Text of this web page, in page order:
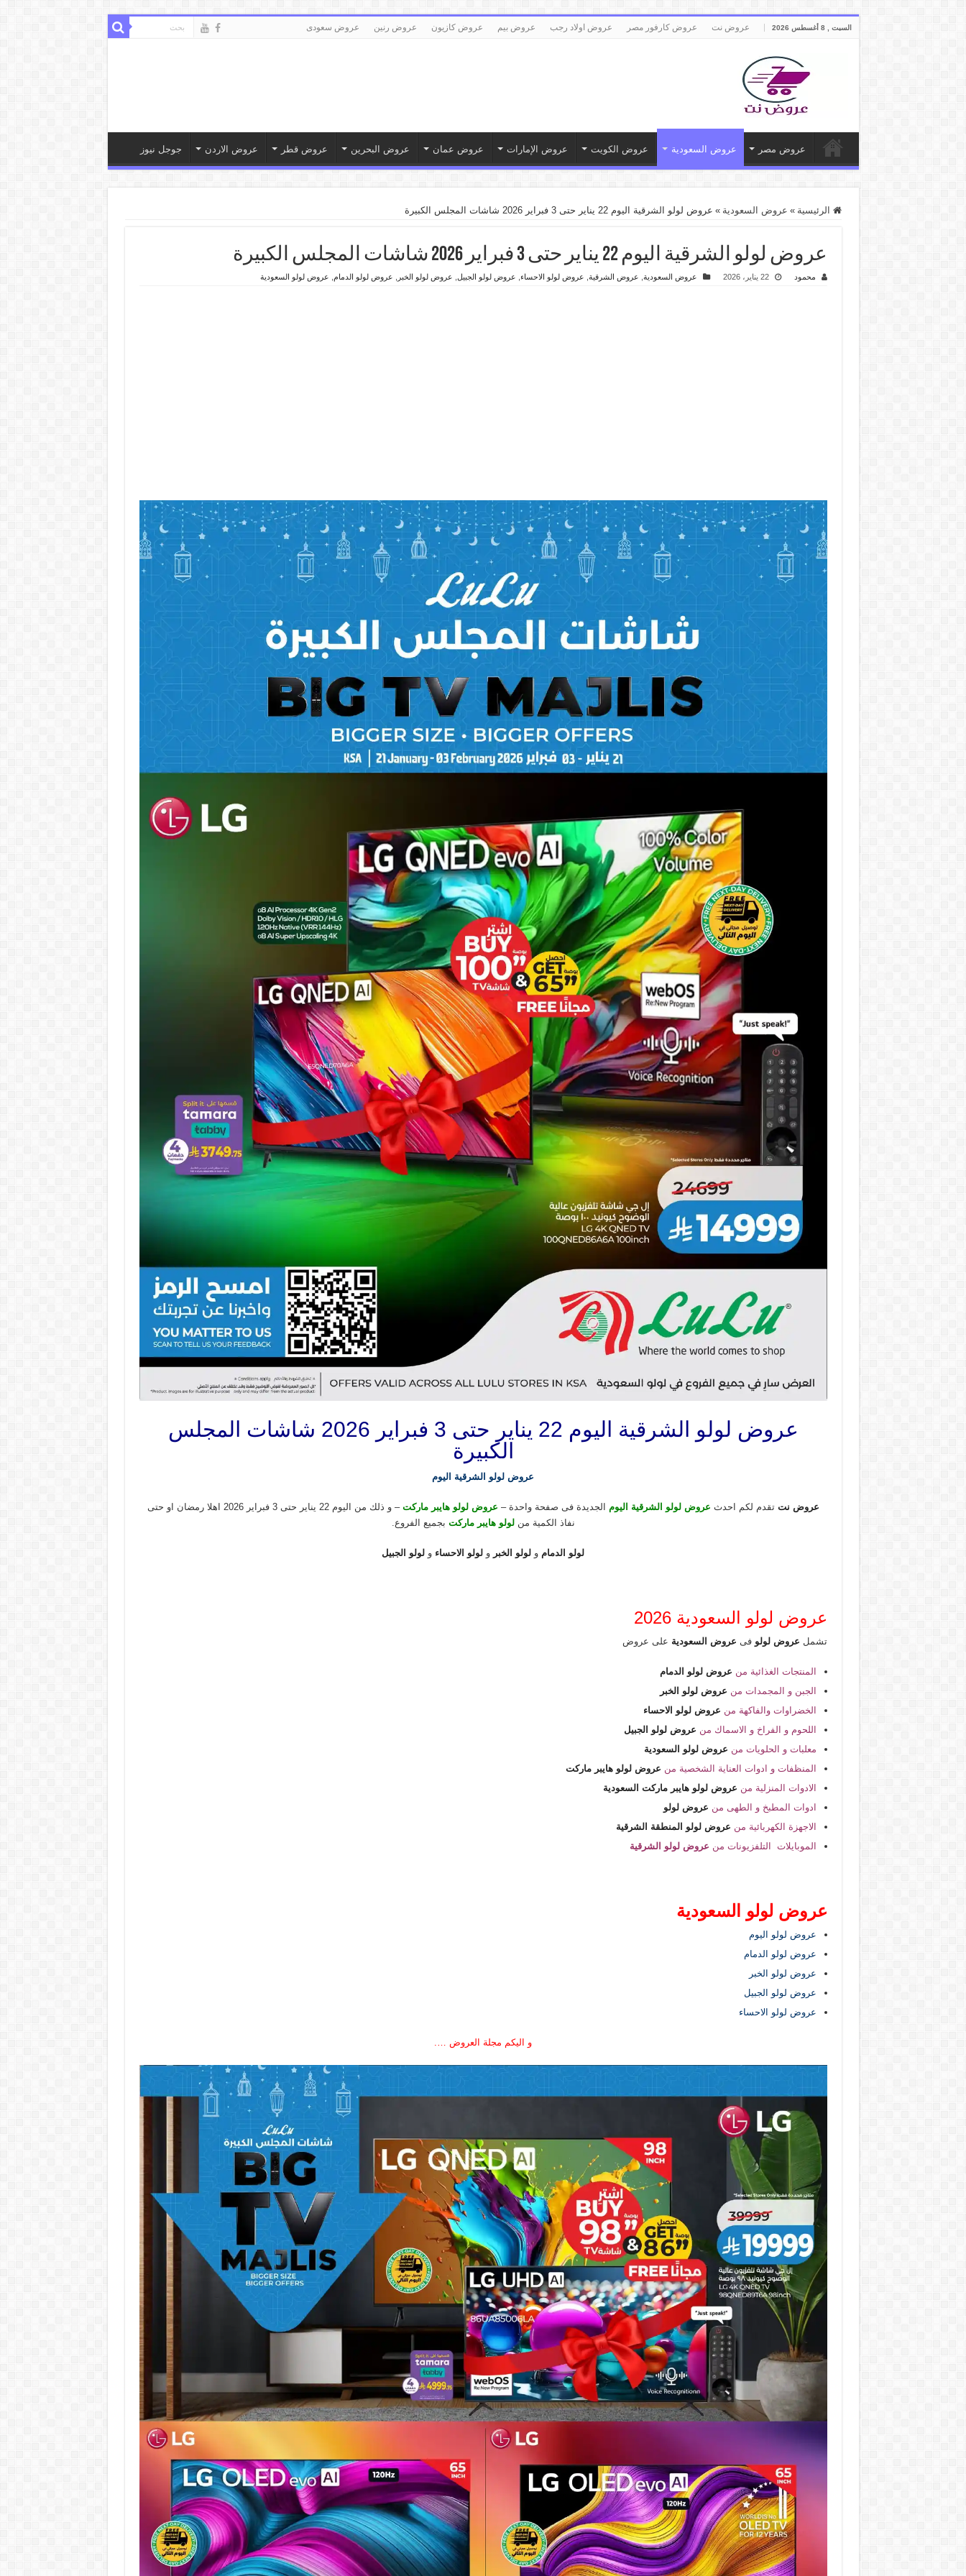
السبت , 8 أغسطس 2026 عروض نت عروض كارفور مصر عروض اولاد رجب عروض بيم عروض كازيون عروض رنين عروض سعودى
عروض مصر عروض السعودية عروض الكويت عروض الإمارات عروض عمان عروض البحرين عروض قطر عروض الاردن جوجل نيوز
الرئيسية » عروض السعودية » عروض لولو الشرقية اليوم 22 يناير حتى 3 فبراير 2026 شاشات المجلس الكبيرة
عروض لولو الشرقية اليوم 22 يناير حتى 3 فبراير 2026 شاشات المجلس الكبيرة
محمود 22 يناير، 2026 عروض السعودية عروض الشرقية عروض لولو الاحساء عروض لولو الجبيل عروض لولو الخبر عروض لولو الدمام عروض لولو السعودية
عروض لولو الشرقية اليوم 22 يناير حتى 3 فبراير 2026 شاشات المجلس
الكبيرة
عروض لولو الشرقية اليوم
عروض نت تقدم لكم احدث عروض لولو الشرقية اليوم الجديدة فى صفحة واحدة – عروض لولو هايبر ماركت
– و ذلك من اليوم 22 يناير حتى 3 فبراير 2026 اهلا رمضان او حتى
نفاذ الكمية منلولو هايبر ماركت بجميع الفروع.
لولو الدمام و لولو الخبر و لولو الاحساء و لولو الجبيل
عروض لولو السعودية 2026
تشمل عروض لولو فى عروض السعودية على عروض
المنتجات الغذائية من عروض لولو الدمام
الجبن و المجمدات من عروض لولو الخبر
الخضراوات والفاكهة من عروض لولو الاحساء
اللحوم و الفراخ و الاسماك من عروض لولو الجبيل
معلبات و الحلويات من عروض لولو السعودية
المنظفات و ادوات العناية الشخصية من عروض لولو هايبر ماركت
الادوات المنزلية من عروض لولو هايبر ماركت السعودية
ادوات المطبخ و الطهى من عروض لولو
الاجهزة الكهربائية من عروض لولو المنطقة الشرقية
الموبايلات التلفزيونات من عروض لولو الشرقية
عروض لولو السعودية
عروض لولو اليوم
عروض لولو الدمام
عروض لولو الخبر
عروض لولو الجبيل
عروض لولو الاحساء
و اليكم مجلة العروض ….